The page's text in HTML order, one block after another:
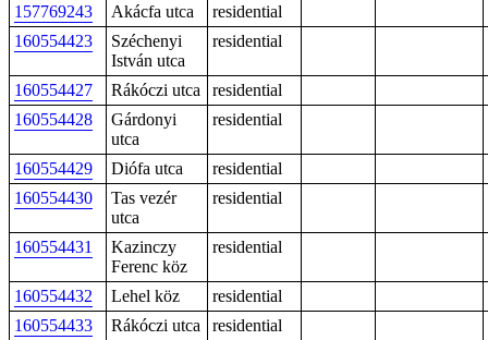
157769243
Akácfa utca
residential
160554423
Széchenyi
István utca
residential
160554427 Rákóczi utca
residential
160554428
Gárdonyi
utca
residential
160554429 Diófa utca
residential
160554430
Tas vezér
utca
residential
160554431
Kazinczy
Ferenc köz
residential
160554432 Lehel köz
residential
160554433
Rákóczi utca
residential